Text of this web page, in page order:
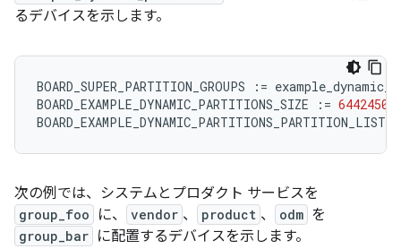
るデバイスを示します。
BOARD_SUPER_PARTITION_GROUPS :=
BOARD_EXAMPLE_DYNAMIC_PARTITIONS_SIZE
:=
BOARD_EXAMPLE_DYNAMIC_PARTITIONS_PARTITION_LIST
次の例では、システムとプロダクト サービスを
group_foo に、 vendor 、 product 、 odm を
group_bar に配置するデバイスを示します。